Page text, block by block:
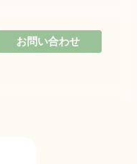
お問い合わせ